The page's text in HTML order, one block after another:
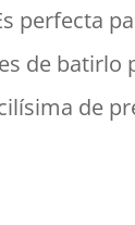
perfecta
de batirlo
de